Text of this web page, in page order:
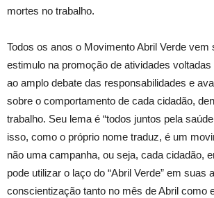
mortes no trabalho.
Todos os anos o Movimento Abril Verde vem
estimulo na promoção de atividades
ao amplo debate das responsabilidades e
sobre o comportamento de cada cidadão,
trabalho. Seu lema é “todos juntos pela
isso, como o próprio nome traduz, é um
não uma campanha, ou seja, cada cidadão,
pode utilizar o laço do “Abril Verde” em suas
conscientização tanto no mês de Abril como